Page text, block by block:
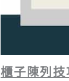
櫃子陳列